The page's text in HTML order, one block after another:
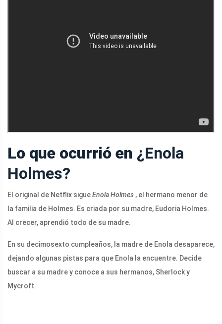
Lo que ocurrió en ¿Enola
Holmes?
El original de Netflix sigueEnola Holmes , el hermano menor de
la familia de Holmes. Es criada por su madre, Eudoria Holmes.
Al crecer, aprendió todo de su madre.
En su decimosexto cumpleaños, la madre de Enola desaparece,
dejando algunas pistas para que Enola la encuentre. Decide
buscar a su madre y conoce a sus hermanos, Sherlock y
Mycroft.